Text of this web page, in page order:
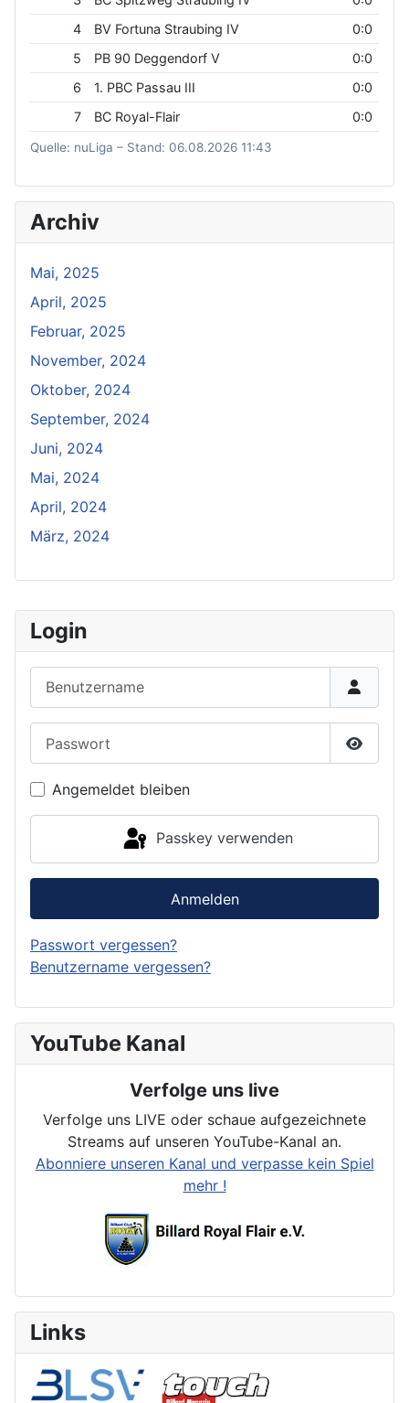
Login
Angemeldet bleiben
Passkey verwenden
Anmelden
Passwort vergessen?
Benutzername vergessen?
YouTube Kanal
Verfolge uns live
Verfolge uns LIVE oder schaue aufgezeichnete
Streams auf unseren YouTube-Kanal an.
Abonniere unseren Kanal und verpasse kein Spiel
mehr !
Links
4
BV Fortuna Straubing IV
0:0
5
PB 90 Deggendorf V
0:0
6
1. PBC Passau III
0:0
7
BC Royal-Flair 0:0
Quelle: nuLiga – Stand: 06.08.2026 11:43
Archiv
Mai, 2025
April, 2025
Februar, 2025
November, 2024
Oktober, 2024
September, 2024
Juni, 2024
Mai, 2024
April, 2024
März, 2024